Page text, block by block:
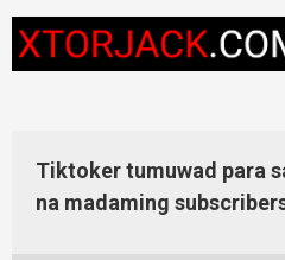
content
Tiktoker tumuwad para
na madaming